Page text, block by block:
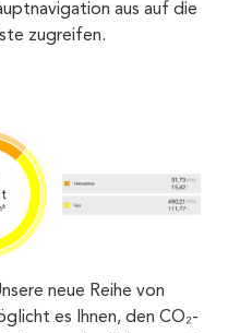
aus auf die
zugreifen.
neue Reihe von
es Ihnen, den CO₂-